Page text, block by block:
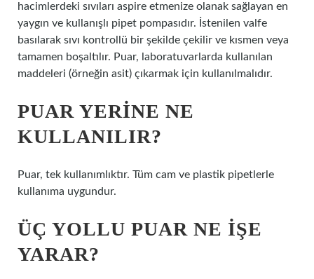
hacimlerdeki sıvıları aspire etmenize olanak sağlayan en
yaygın ve kullanışlı pipet pompasıdır. İstenilen valfe
basılarak sıvı kontrollü bir şekilde çekilir ve kısmen veya
tamamen boşaltılır. Puar, laboratuvarlarda kullanılan
maddeleri (örneğin asit) çıkarmak için kullanılmalıdır.
PUAR YERINE NE
KULLANILIR?
Puar, tek kullanımlıktır. Tüm cam ve plastik pipetlerle
kullanıma uygundur.
ÜÇ YOLLU PUAR NE IŞE
YARAR?